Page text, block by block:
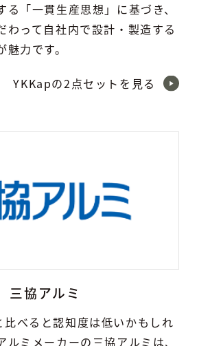
「一貫生産思想」に基づき、
わって自社内で設計・製造する
力です。
YKKapの2点セットを見る
三協アルミ
べると認知度は低いかもしれ
ルミメーカーの三協アルミは、